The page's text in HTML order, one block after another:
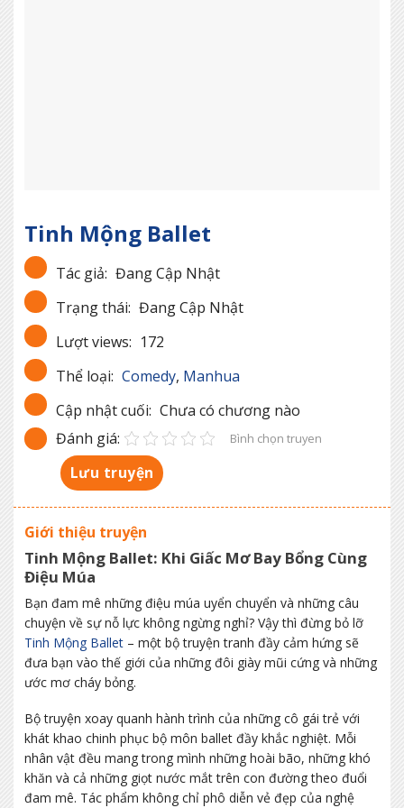
Tinh Mộng Ballet
Tác giả: Đang Cập Nhật
Trạng thái: Đang Cập Nhật
Lượt views: 172
Thể loại: Comedy, Manhua
Cập nhật cuối: Chưa có chương nào
Đánh giá:
Bình chọn truyen
Lưu truyện
Giới thiệu truyện
Tinh Mộng Ballet: Khi Giấc Mơ Bay Bổng Cùng
Điệu Múa
Bạn đam mê những điệu múa uyển chuyển và những câu
chuyện về sự nỗ lực không ngừng nghỉ? Vậy thì đừng bỏ lỡ
Tinh Mộng Ballet– một bộ truyện tranh đầy cảm hứng sẽ
đưa bạn vào thế giới của những đôi giày mũi cứng và những
ước mơ cháy bỏng.
Bộ truyện xoay quanh hành trình của những cô gái trẻ với
khát khao chinh phục bộ môn ballet đầy khắc nghiệt. Mỗi
nhân vật đều mang trong mình những hoài bão, những khó
khăn và cả những giọt nước mắt trên con đường theo đuổi
đam mê. Tác phẩm không chỉ phô diễn vẻ đẹp của nghệ